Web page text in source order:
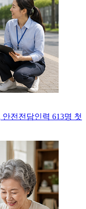
전전담인력 613명 첫